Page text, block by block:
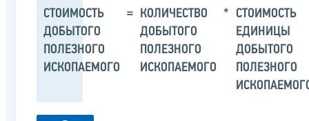
СТОИМОСТЬ
ДОБЫТОГО
ПОЛЕЗНОГО
ИСКОПАЕМОГО
= КОЛИЧЕСТВО
ДОБЫТОГО
ПОЛЕЗНОГО
ИСКОПАЕМОГО
*
СТОИМОСТЬ
ЕДИНИЦЫ
ДОБЫТОГО
ПОЛЕЗНОГО